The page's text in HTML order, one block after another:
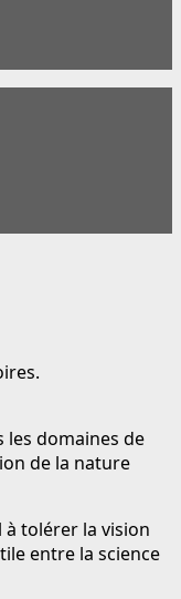
les domaines de
de la nature
tolérer la vision
entre la science